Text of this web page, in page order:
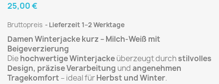
25,00 €
Bruttopreis Lieferzeit 1–2 Werktage
Damen Winterjacke kurz – Milch-Weiß mit
Beigeverzierung
Diehochwertige Winterjackeüberzeugt durchstilvolles
Design, präzise Verarbeitung undangenehmen
Tragekomfort – ideal fürHerbst und Winter.